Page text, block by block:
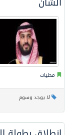
محافظمحليات
لا يوجد وسوم